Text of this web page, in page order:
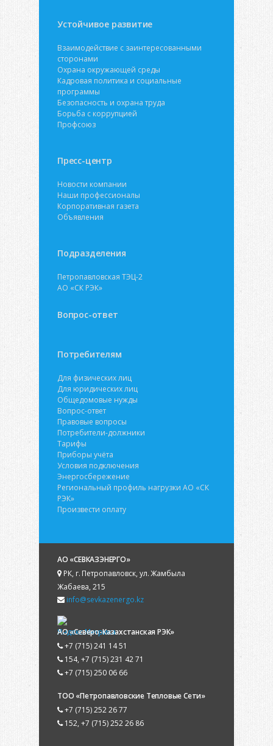
Устойчивое развитие
Взаимодействие с заинтересованными
сторонами
Охрана окружающей среды
Кадровая политика и социальные
программы
Безопасность и охрана труда
Борьба с коррупцией
Профсоюз
Пресс-центр
Новости компании
Наши профессионалы
Корпоративная газета
Объявления
Подразделения
Петропавловская ТЭЦ-2
АО «СК РЭК»
Вопрос-ответ
Потребителям
Для физических лиц
Для юридических лиц
Общедомовые нужды
Вопрос-ответ
Правовые вопросы
Потребители-должники
Тарифы
Приборы учёта
Условия подключения
Энергосбережение
Региональный профиль нагрузки АО «СК
РЭК»
Произвести оплату
АО «СЕВКАЗЭНЕРГО»
РК, г. Петропавловск, ул. Жамбыла
Жабаева, 215
info@sevkazenergo.kz
АО «Северо-Казахстанская РЭК»
+7 (715) 241 14 51
154, +7 (715) 231 42 71
+7 (715) 250 06 66
ТОО «Петропавловские Тепловые Сети»
+7 (715) 252 26 77
152, +7 (715) 252 26 86